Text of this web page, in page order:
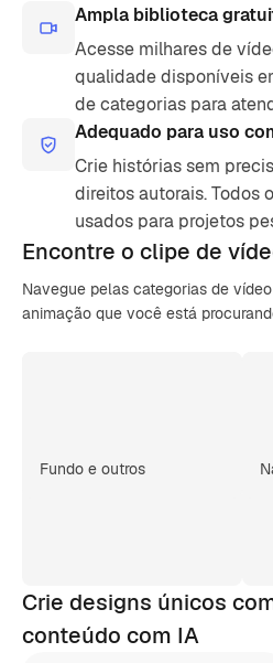
Ampla biblioteca
Acesse milhares de
qualidade disponíveis
de categorias para
Adequado para uso
Crie histórias sem
direitos autorais. Todos
usados para projetos
Encontre o clipe de
Navegue pelas categorias de
animação que você está
Fundo e outros
Crie designs únicos
conteúdo com IA